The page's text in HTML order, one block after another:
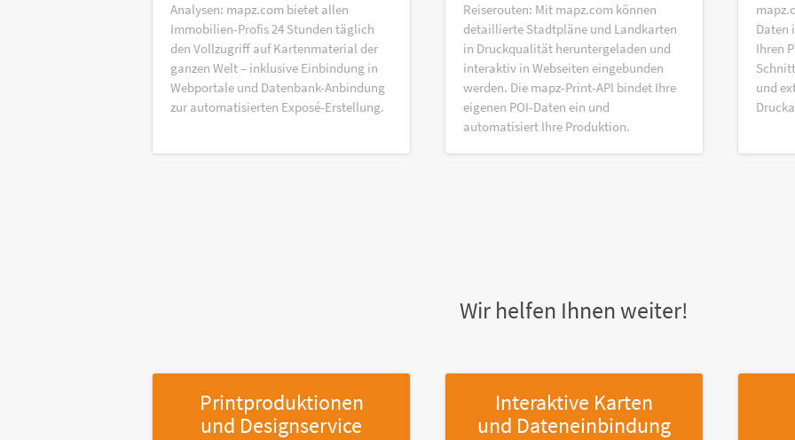
Analysen: mapz.com bietet allen
Immobilien-Profis 24 Stunden täglich
den Vollzugriff auf Kartenmaterial der
ganzen Welt – inklusive Einbindung in
Webportale und Datenbank-Anbindung
zur automatisierten Exposé-Erstellung.
Reiserouten: Mit mapz.com können
detaillierte Stadtpläne und Landkarten
in Druckqualität heruntergeladen und
interaktiv in Webseiten eingebunden
werden. Die mapz-Print-API bindet Ihre
eigenen POI-Daten ein und
automatisiert Ihre Produktion.
Daten
Ihren
und
Wir helfen Ihnen weiter!
Printproduktionen
und Designservice
Interaktive Karten
und Dateneinbindung